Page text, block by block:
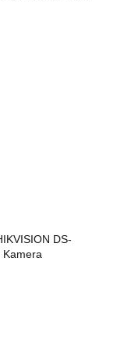
DS-
Kamera